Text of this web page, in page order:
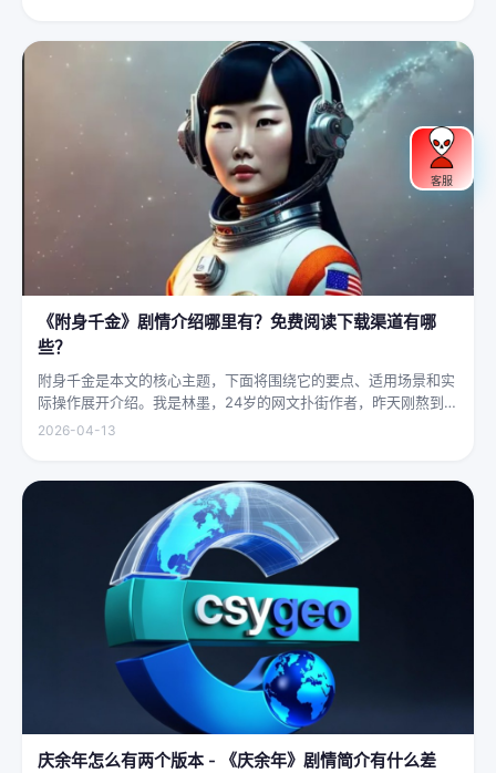
《附身千金》剧情介绍哪里有？免费阅读下载渠道有哪
些？
附身千金是本文的核心主题，下面将围绕它的要点、适用场景和实
际操作展开介绍。我是林墨，24岁的网文扑街作者，昨天刚熬到凌
晨四点赶完一本豪门甜宠文的大纲，揉着发酸的眼睛扑上床就睡，
2026-04-13
庆余年怎么有两个版本 - 《庆余年》剧情简介有什么差
客服